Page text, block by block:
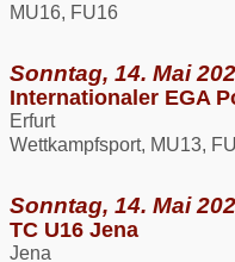
MU16, FU16
Sonntag, 14. Mai
Internationaler EGA
Erfurt
Wettkampfsport, MU13,
Sonntag, 14. Mai
TC U16 Jena
Jena